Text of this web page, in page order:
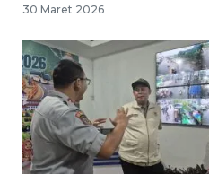
30 Maret 2026